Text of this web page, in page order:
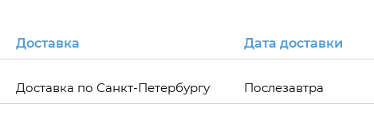
Доставка Дата доставки
Доставка по Санкт-Петербургу Послезавтра